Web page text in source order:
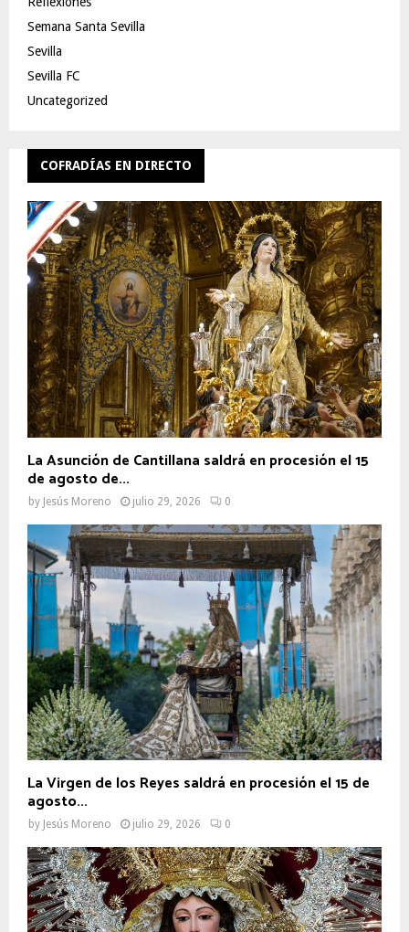
Semana Santa Sevilla
Sevilla
Sevilla FC
Uncategorized
COFRADÍAS EN DIRECTO
La Asunción de Cantillana saldrá en procesión el 15
de agosto de...
by Jesús Moreno julio 29, 2026 0
La Virgen de los Reyes saldrá en procesión el 15 de
agosto...
by Jesús Moreno julio 29, 2026 0